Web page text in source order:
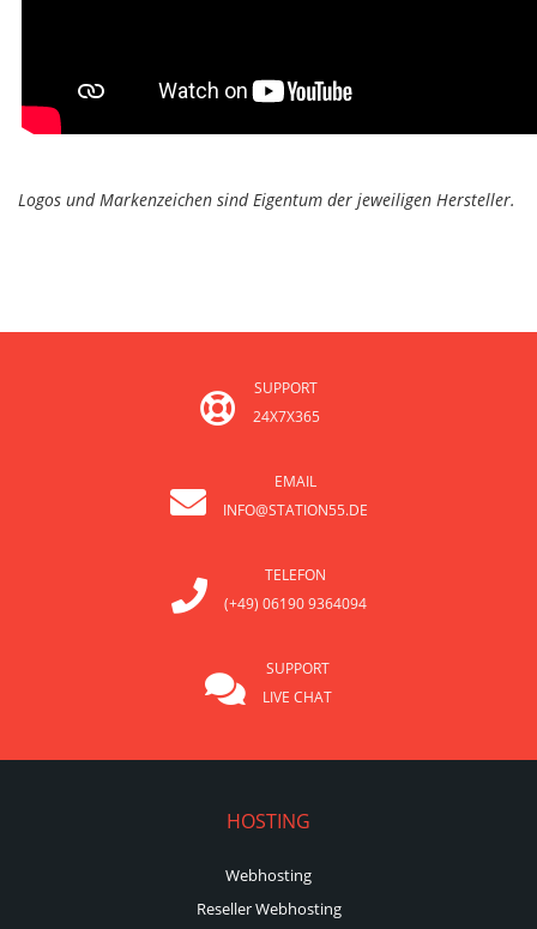
Logos und Markenzeichen sind Eigentum der jeweiligen Hersteller.
SUPPORT
24X7X365
EMAIL
INFO@STATION55.DE
TELEFON
(+49) 06190 9364094
SUPPORT
LIVE CHAT
HOSTING
Webhosting
Reseller Webhosting